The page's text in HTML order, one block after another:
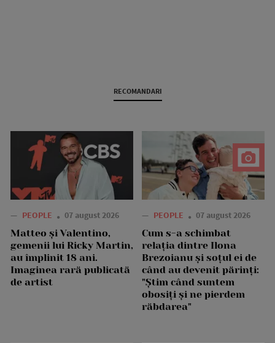
RECOMANDARI
— PEOPLE 07 august 2026
Matteo și Valentino,
gemenii lui Ricky Martin,
au împlinit 18 ani.
Imaginea rară publicată
de artist
— PEOPLE 07 august 2026
Cum s-a schimbat
relația dintre Ilona
Brezoianu și soțul ei de
când au devenit părinți:
"Știm când suntem
obosiți și ne pierdem
răbdarea"